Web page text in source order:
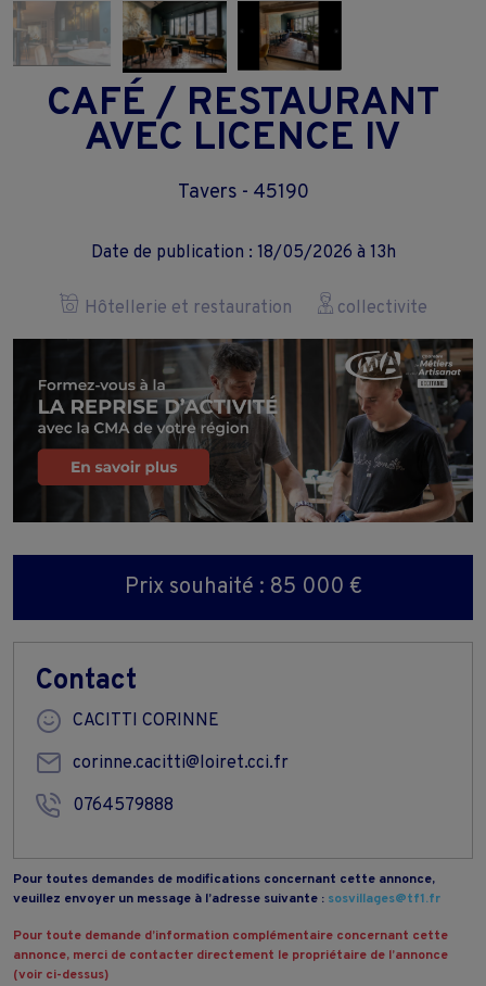
CAFÉ / RESTAURANT
AVEC LICENCE IV
Tavers - 45190
Date de publication : 18/05/2026 à 13h
Hôtellerie et restauration collectivite
Prix souhaité : 85 000 €
Contact
CACITTI CORINNE
corinne.cacitti@loiret.cci.fr
0764579888
Pour toutes demandes de modifications concernant cette annonce,
veuillez envoyer un message à l’adresse suivante : sosvillages@tf1.fr
Pour toute demande d’information complémentaire concernant cette
annonce, merci de contacter directement le propriétaire de l’annonce
(voir ci-dessus)